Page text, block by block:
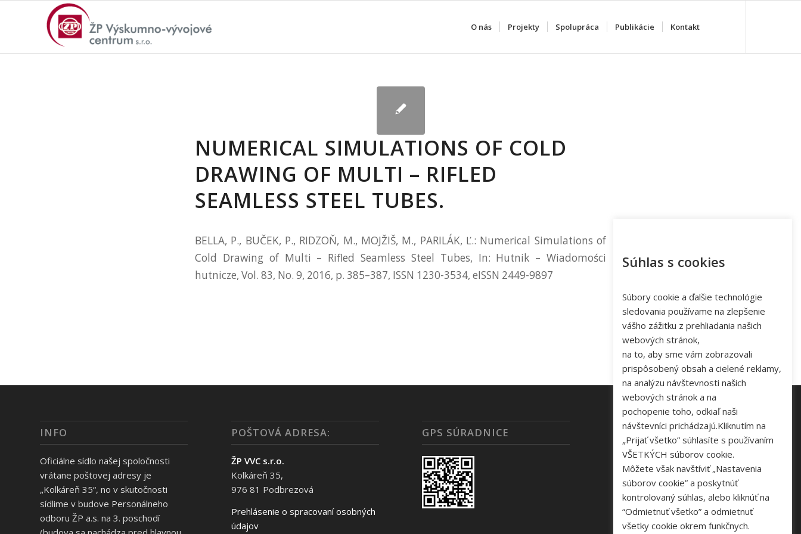
O nás Projekty Spolupráca Publikácie Kontakt
NUMERICAL SIMULATIONS OF COLD
DRAWING OF MULTI – RIFLED
SEAMLESS STEEL TUBES.
BELLA, P., BUČEK, P., RIDZOŇ, M., MOJŽIŠ, M., PARILÁK, Ľ.: Numerical Simulations of
Cold Drawing of Multi – Rifled Seamless Steel Tubes, In: Hutnik – Wiadomości
hutnicze, Vol. 83, No. 9, 2016, p. 385–387, ISSN 1230-3534, eISSN 2449-9897
INFO
Oficiálne sídlo našej spoločnosti
vrátane poštovej adresy je
„Kolkáreň 35“, no v skutočnosti
sídlime v budove Personálneho
odboru ŽP a.s. na 3. poschodí
POŠTOVÁ ADRESA:
ŽP VVC s.r.o.
Kolkáreň 35,
976 81 Podbrezová
Prehlásenie o spracovaní osobných
údajov
GPS SÚRADNICE KONTAKT
Tel: +421 48 645 40 35
e-mail:novakova@zelpo.sk
Súhlas s cookies
Súbory cookie a ďalšie technológie
sledovania používame na zlepšenie
vášho zážitku z prehliadania našich
webových stránok,
na to, aby sme vám zobrazovali
prispôsobený obsah a cielené reklamy,
na analýzu návštevnosti našich
webových stránok a na
pochopenie toho, odkiaľ naši
návštevníci prichádzajú.Kliknutím na
„Prijať všetko” súhlasíte s používaním
VŠETKÝCH súborov cookie.
Môžete však navštíviť „Nastavenia
súborov cookie” a poskytnúť
kontrolovaný súhlas, alebo kliknúť na
“Odmietnuť všetko” a odmietnuť
všetky cookie okrem funkčnych.